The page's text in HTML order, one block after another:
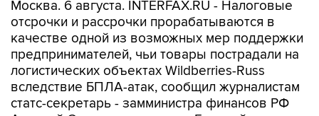
качестве одной из возможных мер поддержки
предпринимателей, чьи товары пострадали на
логистических объектах Wildberries-Russ
вследствие БПЛА-атак, сообщил журналистам
статс-секретарь - замминистра финансов РФ
Алексей Сазанов в кулуарах Евразийского
межправсовета (ЕМПС).